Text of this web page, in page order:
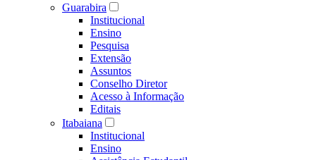
Guarabira
Institucional
Ensino
Pesquisa
Extensão
Assuntos
Conselho Diretor
Acesso à Informação
Editais
Itabaiana
Institucional
Ensino